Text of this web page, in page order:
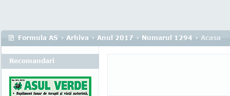
Formula AS › Arhiva › Anul 2017 › Numarul 1294 › Acasa
Recomandari